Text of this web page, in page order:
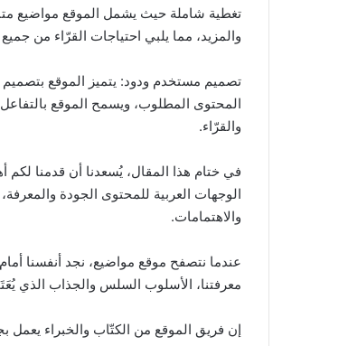
تغطية شاملة حيث يشمل الموقع مواضيع
والمزيد، مما يلبي احتياجات القرّاء من
تصميم مستخدم ودود: يتميز الموقع
المحتوى المطلوب، ويسمح الموقع
والقرّاء.
في ختام هذا المقال، يُسعدنا أن قدمنا لكم
الوجهات العربية للمحتوى الجودة
والاهتمامات.
عندما نتصفح موقع مواضيع، نجد أنفسنا
معرفتنا، الأسلوب السلس والجذاب الذي
إن فريق الموقع من الكتّاب والخبراء يعمل